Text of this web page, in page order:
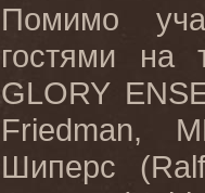
Помимо
гостями на
GLORY
Friedman,
Шиперс